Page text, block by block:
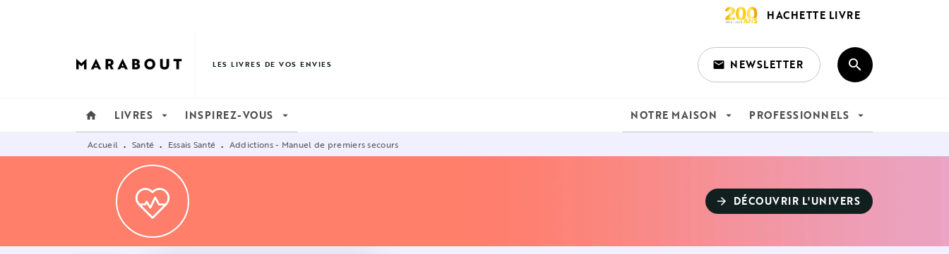
HACHETTE LIVRE
LES LIVRES DE VOS ENVIES email NEWSLETTER search
home LIVRES arrow_drop_down INSPIREZ-VOUS arrow_drop_down NOTRE MAISON arrow_drop_down PROFESSIONNELS arrow_drop_down
Accueil • Santé • Essais Santé • Addictions - Manuel de premiers secours
arrow_forward DÉCOUVRIR L'UNIVERS